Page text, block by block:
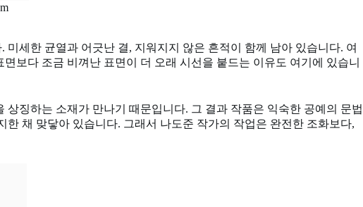
세한 균열과 어긋난 결, 지워지지 않은 흔적이 함께 남아 있습니다. 여
보다 조금 비껴난 표면이 더 오래 시선을 붙드는 이유도 여기에 있습니
징하는 소재가 만나기 때문입니다. 그 결과 작품은 익숙한 공예의 문법
채 맞닿아 있습니다. 그래서 나도준 작가의 작업은 완전한 조화보다,